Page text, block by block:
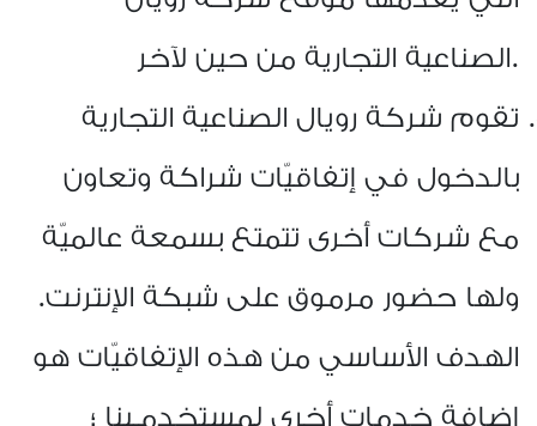
الصناعية التجارية من حين لآخر.
تقوم شركة رويال الصناعية التجارية
بالدخول في إتفاقيّات شراكة وتعاون
مع شركات أخرى تتمتع بسمعة عالميّة
ولها حضور مرموق على شبكة الإنترنت.
الهدف الأساسي من هذه الإتفاقيّات هو
إضافة خدمات أخرى لمستخدمـينا ؛